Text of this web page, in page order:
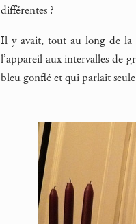
différentes ?
Il y avait, tout au long de la
l’appareil aux intervalles de
bleu gonflé et qui parlait